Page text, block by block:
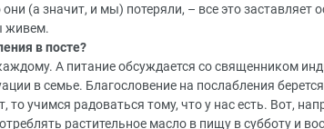
(а значит, и мы) потеряли, – все это заставляет
живем.
в посте?
А питание обсуждается со священником
в семье. Благословение на послабления
учимся радоваться тому, что у нас есть. Вот,
растительное масло в пищу в субботу и